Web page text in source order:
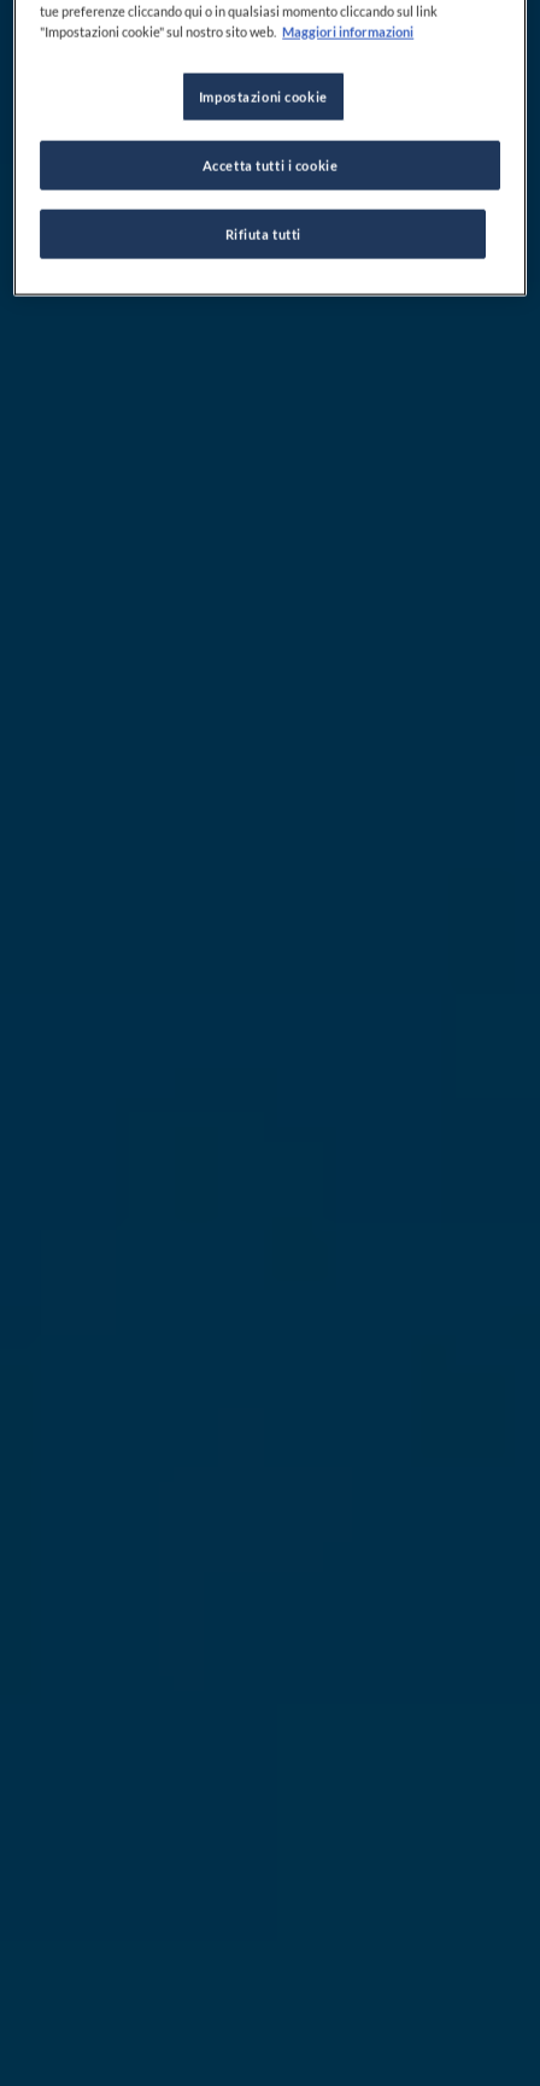
tue preferenze cliccando qui o in qualsiasi momento cliccando sul link
"Impostazioni cookie" sul nostro sito web. Maggiori informazioni
Impostazioni cookie
Rifiuta tutti
Accetta tutti i cookie